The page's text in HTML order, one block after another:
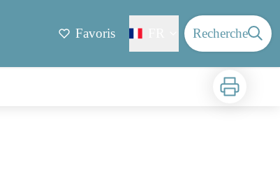
Favoris Recherche
Imprimer